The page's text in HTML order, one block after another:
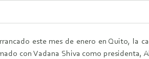
este mes de enero en Quito, la
con Vadana Shiva como presidenta,